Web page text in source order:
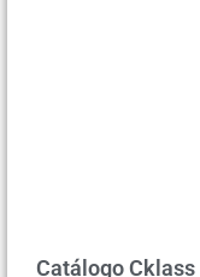
Catálogo Cklass